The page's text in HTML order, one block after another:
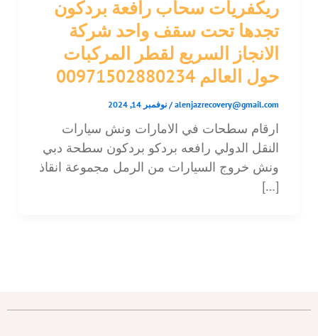
ريكفريات سحاب رافعة بردكون
تجدها تحت سقف واحد شركة
الانجاز السريع لقطر المركبات
حول العالم 00971502880234
alenjazrecovery@gmail.com
/ نوفمبر 14, 2024
ارقام سطحات في الامارات ونش سيارات
النقل الدولي رافعه بردكو بردكون سطحة دبي
ونش خروج السيارات من الرمل مجموعة انقاذ
[…]